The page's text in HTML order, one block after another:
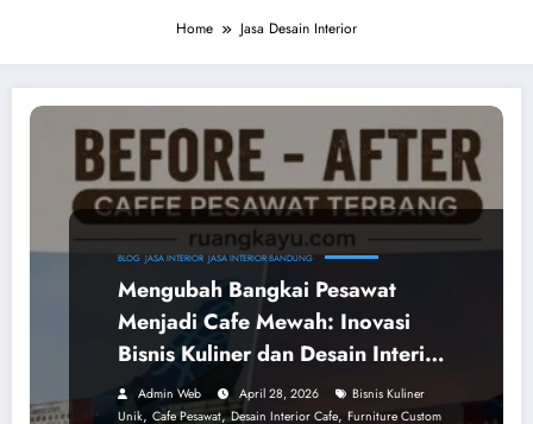
Home Jasa Desain Interior
BLOG JASA INTERIOR JASA INTERIOR BANDUNG
Mengubah Bangkai Pesawat
Menjadi Cafe Mewah: Inovasi
Bisnis Kuliner dan Desain Interior
dari RuangKayu
Admin Web April 28, 2026
Bisnis Kuliner
Unik, Cafe Pesawat,Desain Interior Cafe, Furniture Custom